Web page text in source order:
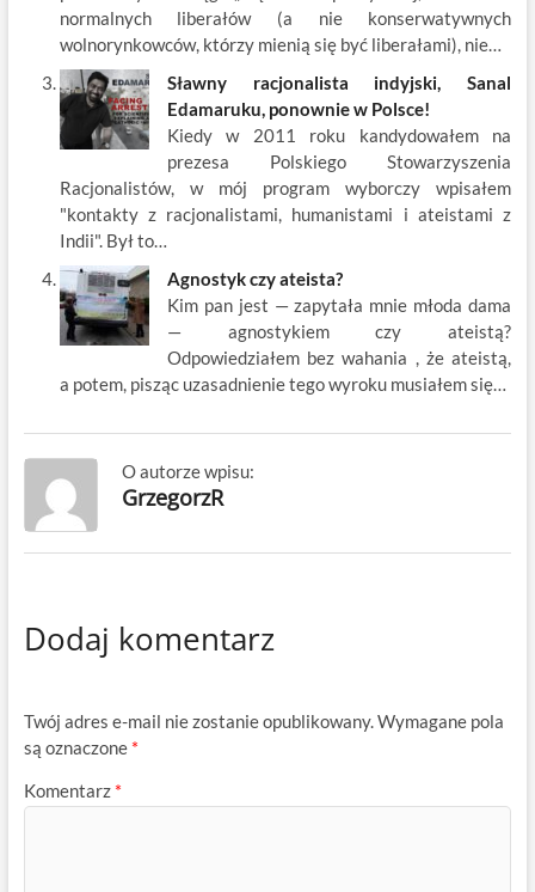
normalnych liberałów (a nie konserwatywnych
wolnorynkowców, którzy mienią się być liberałami), nie…
Sławny racjonalista indyjski, Sanal
Edamaruku, ponownie w Polsce!
Kiedy w 2011 roku kandydowałem na
prezesa Polskiego Stowarzyszenia
Racjonalistów, w mój program wyborczy wpisałem
"kontakty z racjonalistami, humanistami i ateistami z
Indii". Był to…
Agnostyk czy ateista?
Kim pan jest — zapytała mnie młoda dama
— agnostykiem czy ateistą?
Odpowiedziałem bez wahania , że ateistą,
a potem, pisząc uzasadnienie tego wyroku musiałem się…
O autorze wpisu:
GrzegorzR
Dodaj komentarz
Twój adres e-mail nie zostanie opublikowany.Wymagane pola
są oznaczone *
Komentarz *